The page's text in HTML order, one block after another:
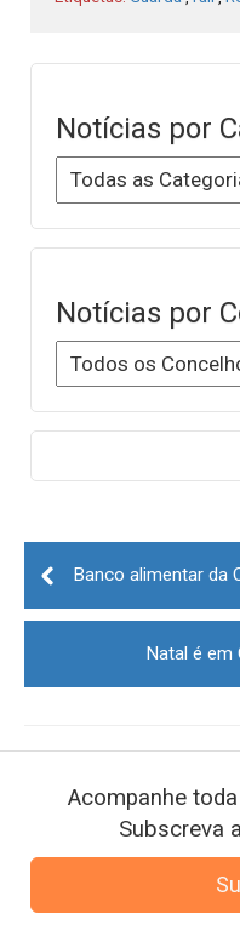
Notícias por
Notícias por
Post
navigation
Natal é em
Acompanhe
Subscreva